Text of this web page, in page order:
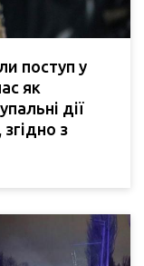
поступ у
як
дії
з